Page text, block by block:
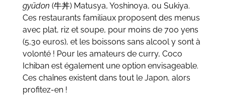
gyūdon (牛丼) Matusya, Yoshinoya, ou Sukiya.
Ces restaurants familiaux proposent des menus
avec plat, riz et soupe, pour moins de 700 yens
(5,30 euros), et les boissons sans alcool y sont à
volonté ! Pour les amateurs de curry, Coco
Ichiban est également une option envisageable.
Ces chaînes existent dans tout le Japon, alors
profitez-en !